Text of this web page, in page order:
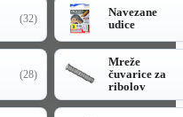
(32)
Navezane
udice
(28)
Mreže
čuvarice za
ribolov